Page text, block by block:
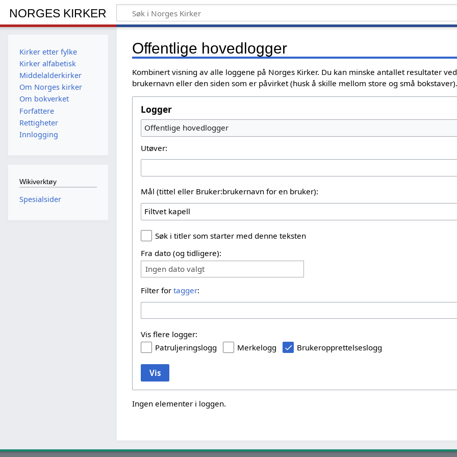
NORGES KIRKER
Offentlige hovedlogger
Kombinert visning av alle loggene på Norges Kirker. Du kan minske antallet resultater
brukernavn eller den siden som er påvirket (husk å skille mellom store og små bokstaver).
Logger
Offentlige hovedlogger
Utøver:
Mål (tittel eller Bruker:brukernavn for en bruker):
Søk i titler som starter med denne teksten
Fra dato (og tidligere):
Ingen dato valgt
Filter fortagger:
Vis flere logger:
Patruljeringslogg
Merkelogg Brukeropprettelseslogg
Vis
Ingen elementer i loggen.
Kirker etter fylke
Kirker alfabetisk
Middelalderkirker
Om Norges kirker
Om bokverket
Forfattere
Rettigheter
Innlogging
Wikiverktøy
Spesialsider